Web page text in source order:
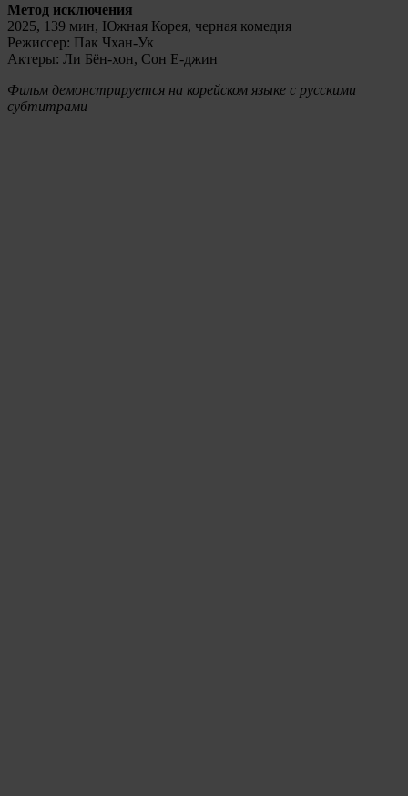
Метод исключения
2025, 139 мин, Южная Корея, черная комедия
Режиссер: Пак Чхан-Ук
Актеры: Ли Бён-хон, Сон Е-джин
Фильм демонстрируется на корейском языке с русскими
субтитрами